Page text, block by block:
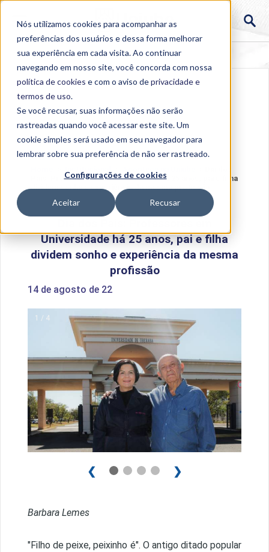
Nós utilizamos cookies para acompanhar as
preferências dos usuários e dessa forma melhorar
sua experiência em cada visita. Ao continuar
navegando em nosso site, você concorda com nossa
política de cookies e com o aviso deprivacidade e
termos de uso.
Se você recusar, suas informações não serão
rastreadas quando você acessar este site. Um
cookie simples será usado em seu navegador para
lembrar sobre sua preferência de não ser rastreado.
Configurações de cookies
Aceitar Recusar
Pais: Professores em Universidade há 25 anos, pai e filha
dividem sonho e experiência da mesma profissão
Universidade há 25 anos, pai e filha
dividem sonho e experiência da mesma
profissão
14 de agosto de 22
1 / 4
❮ ❯
Barbara Lemes
"Filho de peixe, peixinho é". O antigo ditado popular